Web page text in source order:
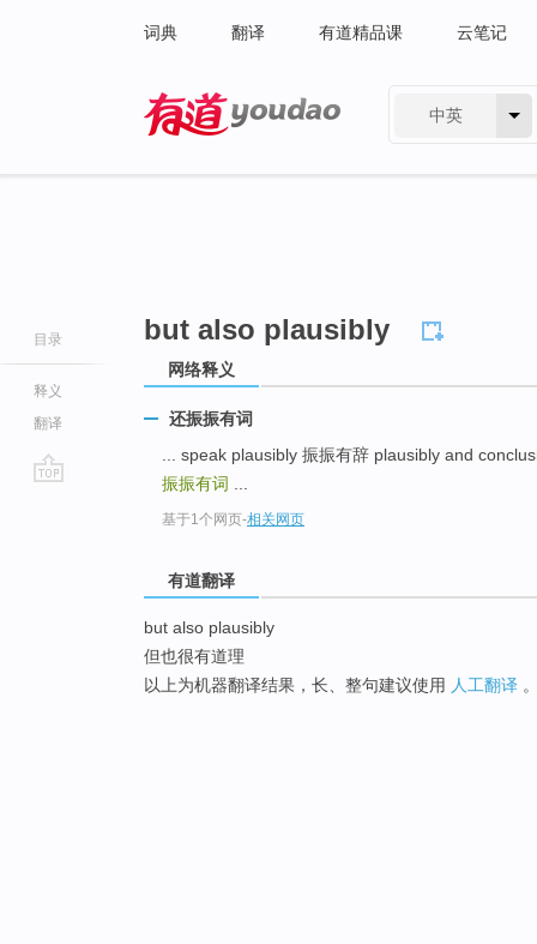
词典 翻译 有道精品课 云笔记
中英
目录
释义
翻译
but also plausibly
网络释义
还振振有词
... speak plausibly 振振有辞 plausibly and
振振有词
基于1个网页-相关网页
有道翻译
but also plausibly
但也很有道理
以上为机器翻译结果，长、整句建议使用 人工翻译